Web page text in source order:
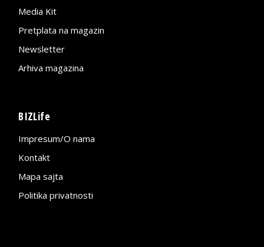
Media Kit
Pretplata na magazin
Newsletter
Arhiva magazina
BIZLife
Impresum/O nama
Kontakt
Mapa sajta
Politika privatnosti